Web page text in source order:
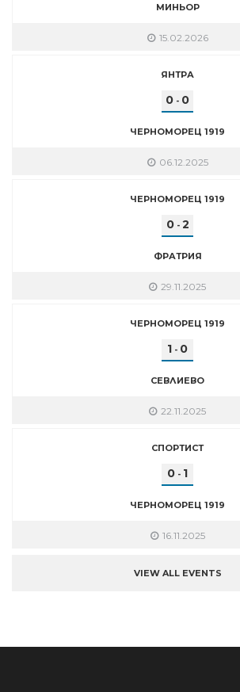
МИНЬОР
15.02.2026
ЯНТРА
0 - 0
ЧЕРНОМОРЕЦ 1919
06.12.2025
ЧЕРНОМОРЕЦ 1919
0- 2
ФРАТРИЯ
29.11.2025
ЧЕРНОМОРЕЦ 1919
1 - 0
СЕВЛИЕВО
22.11.2025
СПОРТИСТ
0 - 1
ЧЕРНОМОРЕЦ 1919
16.11.2025
VIEW ALL EVENTS